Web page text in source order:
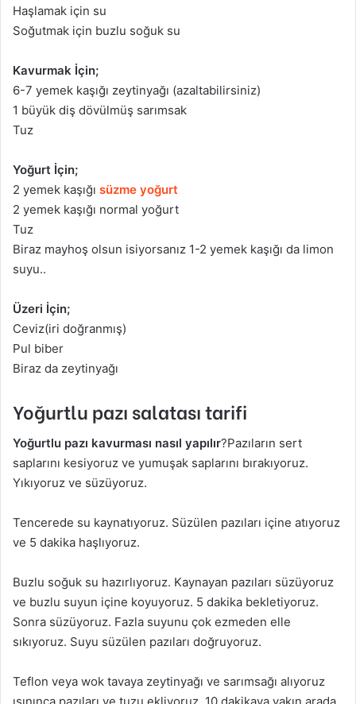
Haşlamak için su
Soğutmak için buzlu soğuk su
Kavurmak İçin;
6-7 yemek kaşığı zeytinyağı (azaltabilirsiniz)
1 büyük diş dövülmüş sarımsak
Tuz
Yoğurt İçin;
2 yemek kaşığı süzme yoğurt
2 yemek kaşığı normal yoğurt
Tuz
Biraz mayhoş olsun isiyorsanız 1-2 yemek kaşığı da limon
suyu..
Üzeri İçin;
Ceviz(iri doğranmış)
Pul biber
Biraz da zeytinyağı
Yoğurtlu pazı salatası tarifi
Yoğurtlu pazı kavurması nasıl yapılır?Pazıların sert
saplarını kesiyoruz ve yumuşak saplarını bırakıyoruz.
Yıkıyoruz ve süzüyoruz.
Tencerede su kaynatıyoruz. Süzülen pazıları içine atıyoruz
ve 5 dakika haşlıyoruz.
Buzlu soğuk su hazırlıyoruz. Kaynayan pazıları süzüyoruz
ve buzlu suyun içine koyuyoruz. 5 dakika bekletiyoruz.
Sonra süzüyoruz. Fazla suyunu çok ezmeden elle
sıkıyoruz. Suyu süzülen pazıları doğruyoruz.
Teflon veya wok tavaya zeytinyağı ve sarımsağı alıyoruz